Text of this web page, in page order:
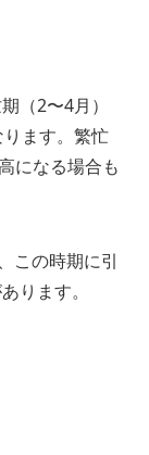
（2〜4月）
ます。繁忙
になる場合も
この時期に引
ります。